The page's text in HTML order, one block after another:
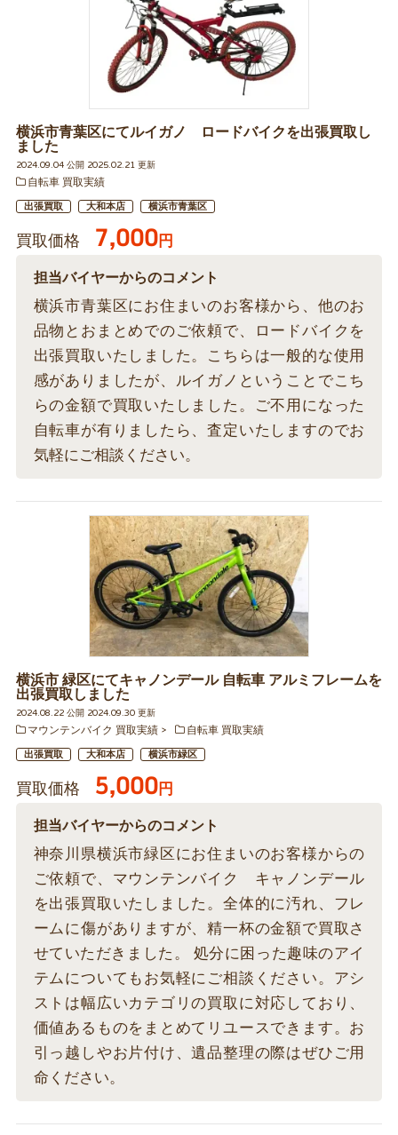
横浜市青葉区にてルイガノ ロードバイクを出張買取し
ました
2024.09.04 公開 2025.02.21 更新
自転車 買取実績
出張買取 大和本店 横浜市青葉区
買取価格 7,000円
担当バイヤーからのコメント
横浜市青葉区にお住まいのお客様から、他のお
品物とおまとめでのご依頼で、ロードバイクを
出張買取いたしました。こちらは一般的な使用
感がありましたが、ルイガノということでこち
らの金額で買取いたしました。ご不用になった
自転車が有りましたら、査定いたしますのでお
気軽にご相談ください。
横浜市 緑区にてキャノンデール 自転車 アルミフレームを
出張買取しました
2024.08.22 公開 2024.09.30 更新
マウンテンバイク 買取実績
自転車 買取実績
出張買取 大和本店 横浜市緑区
買取価格 5,000円
担当バイヤーからのコメント
神奈川県横浜市緑区にお住まいのお客様からの
ご依頼で、マウンテンバイク キャノンデール
を出張買取いたしました。全体的に汚れ、フレ
ームに傷がありますが、精一杯の金額で買取さ
せていただきました。 処分に困った趣味のアイ
テムについてもお気軽にご相談ください。アシ
ストは幅広いカテゴリの買取に対応しており、
価値あるものをまとめてリユースできます。お
引っ越しやお片付け、遺品整理の際はぜひご用
命ください。